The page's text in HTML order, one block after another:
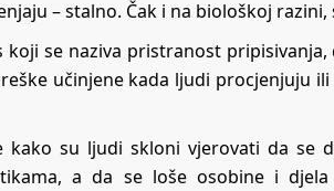
– stalno. Čak i na biološkoj
se naziva pristranost
učinjene kada ljudi procjenjuju
kako su ljudi skloni vjerovati da se
a da se loše osobine i